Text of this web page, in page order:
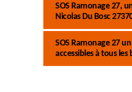
SOS Ramonage 27,
Nicolas Du Bosc
SOS Ramonage 27
accessibles à tous les